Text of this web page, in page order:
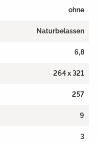
ohne
Naturbelassen
6,8
264 x 321
257
9
3